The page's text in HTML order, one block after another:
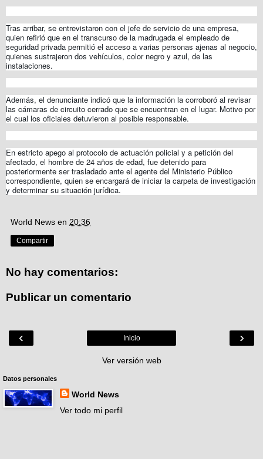
Tras arribar, se entrevistaron con el jefe de servicio de una empresa,
quien refirió que en el transcurso de la madrugada el empleado de
seguridad privada permitió el acceso a varias personas ajenas al negocio,
quienes sustrajeron dos vehículos, color negro y azul, de las
instalaciones.
Además, el denunciante indicó que la información la corroboró al revisar
las cámaras de circuito cerrado que se encuentran en el lugar. Motivo por
el cual los oficiales detuvieron al posible responsable.
En estricto apego al protocolo de actuación policial y a petición del
afectado, el hombre de 24 años de edad, fue detenido para
posteriormente ser trasladado ante el agente del Ministerio Público
correspondiente, quien se encargará de iniciar la carpeta de investigación
y determinar su situación jurídica.
World News en 20:36
Compartir
No hay comentarios:
Publicar un comentario
‹ ›
Inicio
Ver versión web
Datos personales
World News
Ver todo mi perfil